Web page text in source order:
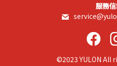
服務
©2023 YULON All